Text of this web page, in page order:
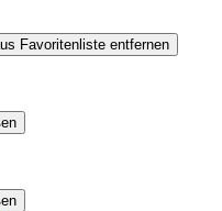
Favoritenliste entfernen